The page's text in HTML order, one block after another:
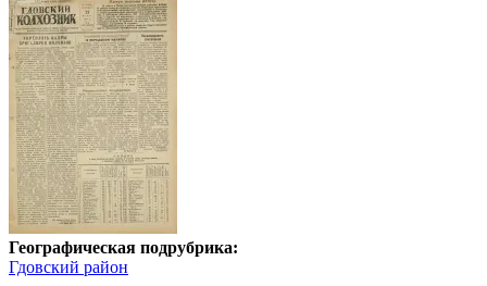
Географическая подрубрика:
Гдовский район